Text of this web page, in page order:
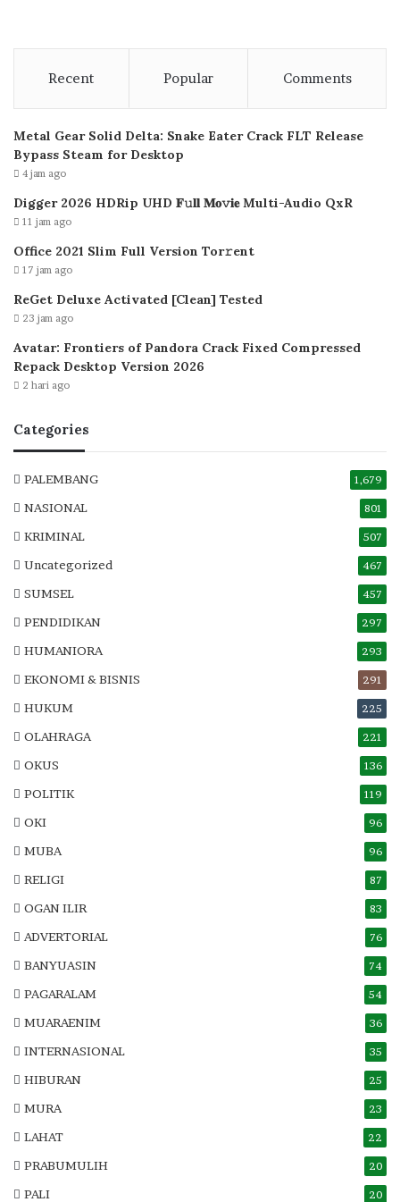
Recent Popular Comments
Metal Gear Solid Delta: Snake Eater Crack FLT Release
Bypass Steam for Desktop
4 jam ago
Digger 2026 HDRip UHD 𝐅𝚞𝐥𝐥 𝐌𝐨𝚟𝐢𝐞 Multi-Audio QxR
11 jam ago
Office 2021 Slim Full Version Tor𝚛ent
17 jam ago
ReGet Deluxe Activated [Clean] Tested
23 jam ago
Avatar: Frontiers of Pandora Crack Fixed Compressed
Repack Desktop Version 2026
2 hari ago
Categories
PALEMBANG 1,679
NASIONAL 801
KRIMINAL 507
Uncategorized 467
SUMSEL 457
PENDIDIKAN 297
HUMANIORA 293
EKONOMI & BISNIS 291
HUKUM 225
OLAHRAGA 221
OKUS 136
POLITIK 119
OKI 96
MUBA 96
RELIGI 87
OGAN ILIR 83
ADVERTORIAL 76
BANYUASIN 74
PAGARALAM 54
MUARAENIM 36
INTERNASIONAL 35
HIBURAN 25
MURA 23
LAHAT 22
PRABUMULIH 20
PALI 20